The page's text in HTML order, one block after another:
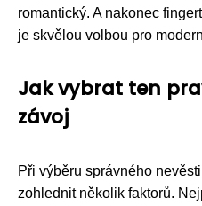
romantický. A nakonec
je skvělou volbou pro
Jak vybrat ten
závoj
Při výběru správného
zohlednit několik faktorů.